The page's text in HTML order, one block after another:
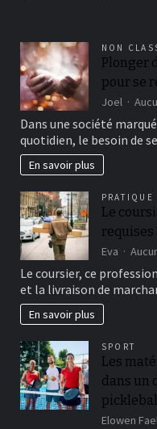
NON
Plonger
pour se
Joel
Dans une société
quotidien, le besoin de
En savoir plus
PRATIQUE
Le
requises
Eva
Le coursier, ce
et la livraison de
En savoir plus
SPORT
Les
dans un
Elowen